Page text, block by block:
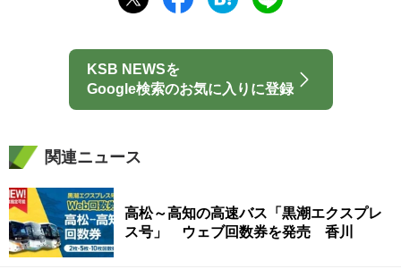
KSB NEWSを
Google検索のお気に入りに登録
関連ニュース
高松～高知の高速バス「黒潮エクスプレ
ス号」 ウェブ回数券を発売 香川